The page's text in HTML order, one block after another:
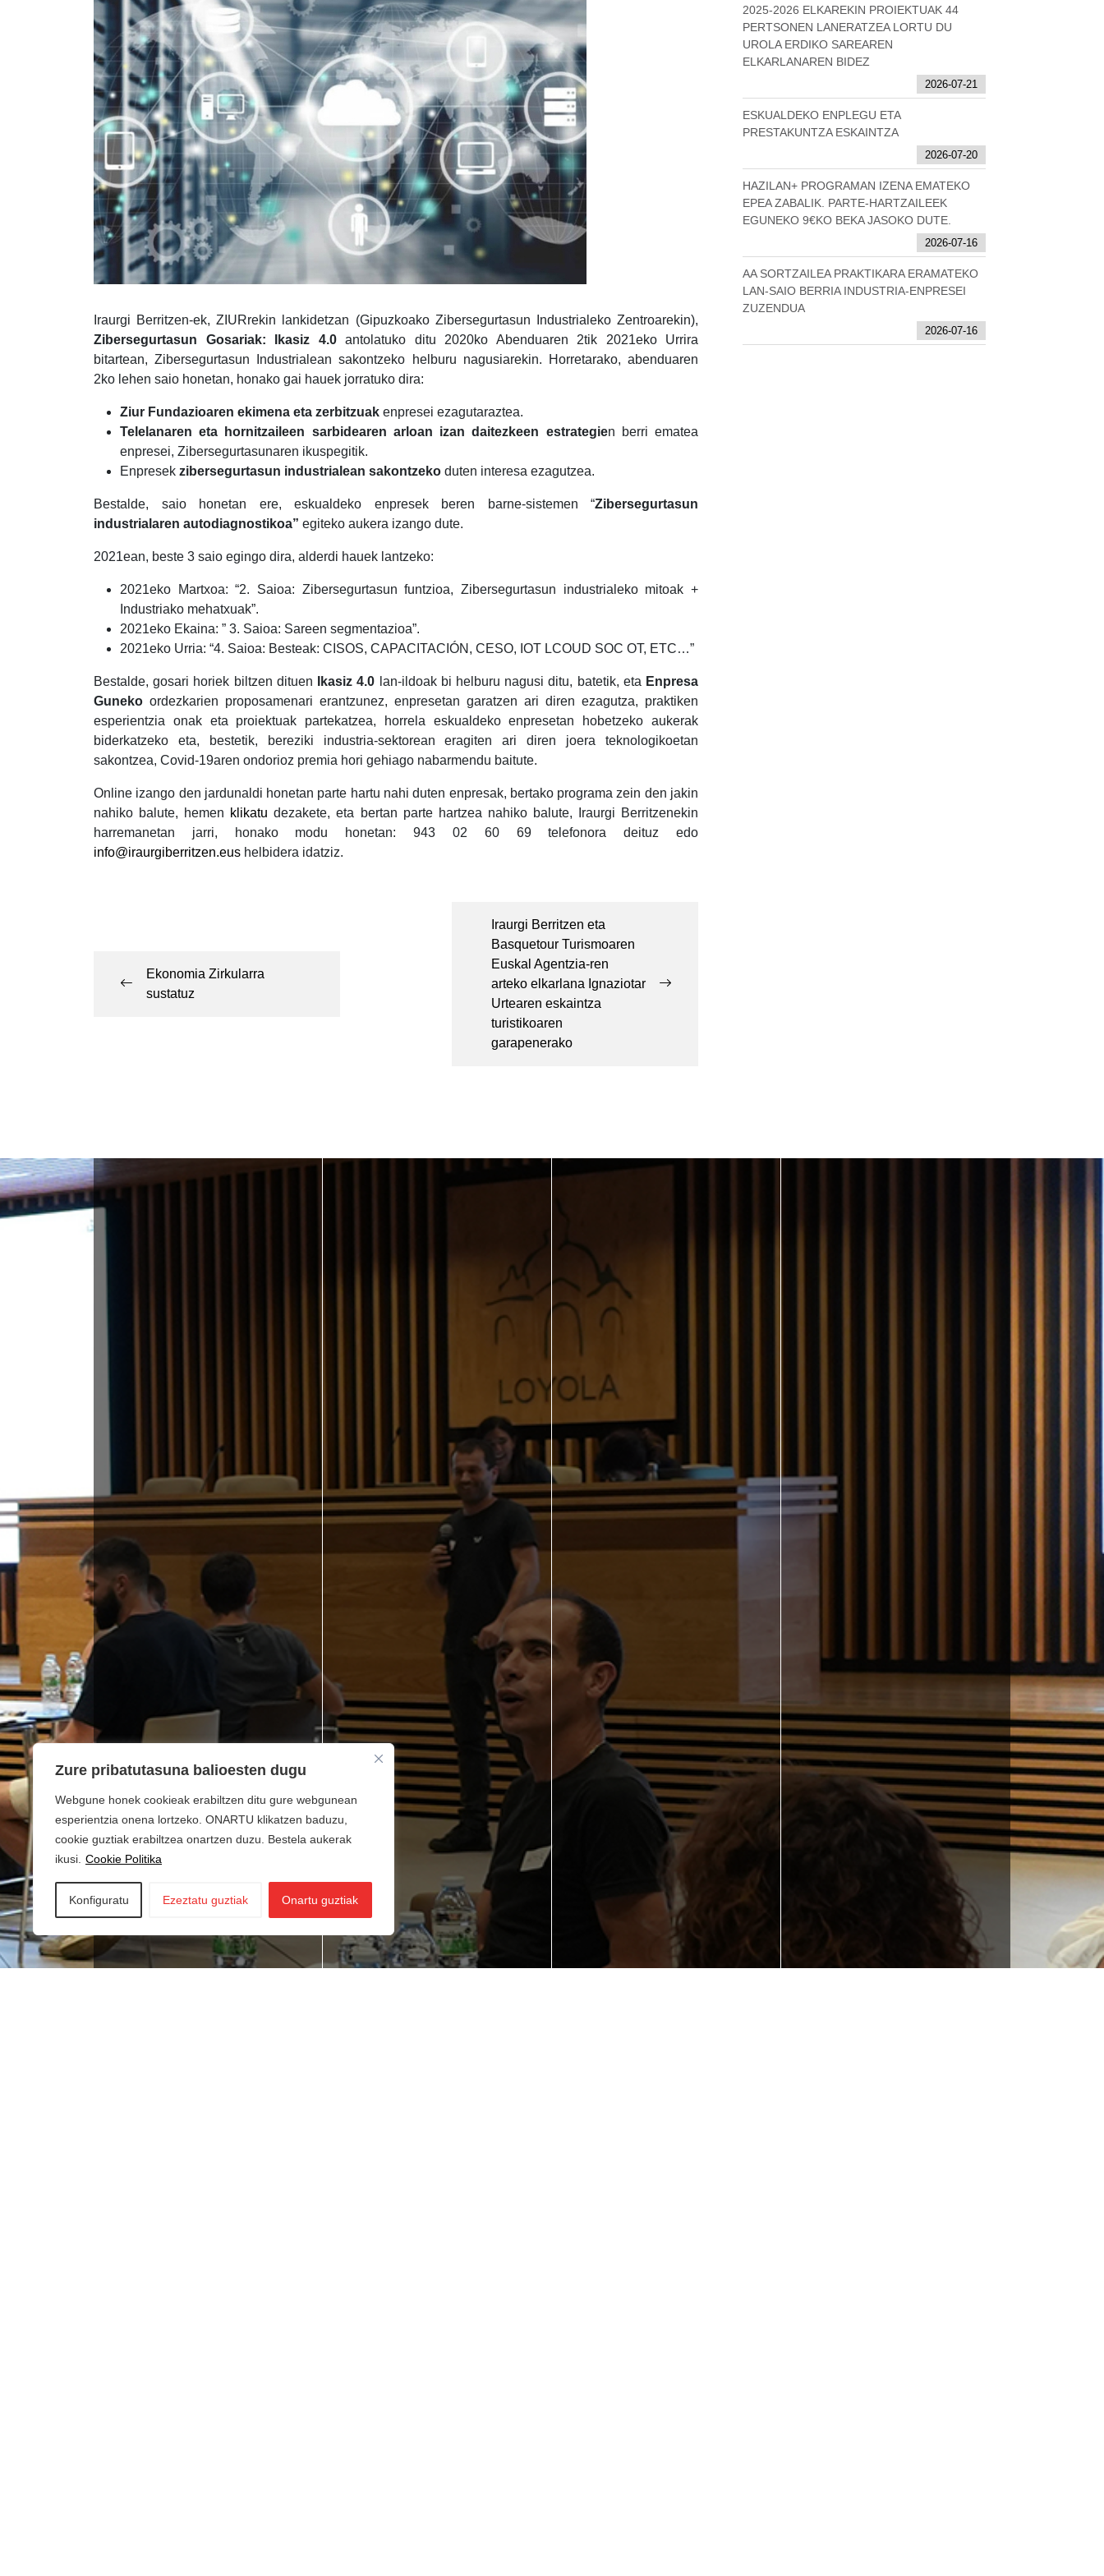
Zure pribatutasuna balioesten dugu
Webgune honek cookieak erabiltzen ditu gure webgunean
esperientzia onena lortzeko. ONARTU klikatzen baduzu,
cookie guztiak erabiltzea onartzen duzu. Bestela aukerak
ikusi. Cookie Politika
Konfiguratu Ezeztatu guztiak Onartu guztiak
Iraurgi Berritzen-ek, ZIURrekin lankidetzan (Gipuzkoako Zibersegurtasun Industrialeko Zentroarekin),
Zibersegurtasun Gosariak: Ikasiz 4.0antolatuko ditu 2020ko Abenduaren 2tik 2021eko Urrira
bitartean, Zibersegurtasun Industrialean sakontzeko helburu nagusiarekin. Horretarako, abenduaren
2ko lehen saio honetan, honako gai hauek jorratuko dira:
Ziur Fundazioaren ekimena eta zerbitzuak enpresei ezagutaraztea.
Telelanaren eta hornitzaileen sarbidearen arloan izan daitezkeen estrategien berri ematea
enpresei, Zibersegurtasunaren ikuspegitik.
Enpresek zibersegurtasun industrialean sakontzeko duten interesa ezagutzea.
Bestalde, saio honetan ere, eskualdeko enpresek beren barne-sistemen “Zibersegurtasun
industrialaren autodiagnostikoa” egiteko aukera izango dute.
2021ean, beste 3 saio egingo dira, alderdi hauek lantzeko:
2021eko Martxoa: “2. Saioa: Zibersegurtasun funtzioa, Zibersegurtasun industrialeko mitoak +
Industriako mehatxuak”.
2021eko Ekaina: ” 3. Saioa: Sareen segmentazioa”.
2021eko Urria: “4. Saioa: Besteak: CISOS, CAPACITACIÓN, CESO, IOT LCOUD SOC OT, ETC…”
Bestalde, gosari horiek biltzen dituen Ikasiz 4.0 lan-ildoak bi helburu nagusi ditu, batetik, eta Enpresa
Guneko ordezkarien proposamenari erantzunez, enpresetan garatzen ari diren ezagutza, praktiken
esperientzia onak eta proiektuak partekatzea, horrela eskualdeko enpresetan hobetzeko aukerak
biderkatzeko eta, bestetik, bereziki industria-sektorean eragiten ari diren joera teknologikoetan
sakontzea, Covid-19aren ondorioz premia hori gehiago nabarmendu baitute.
Online izango den jardunaldi honetan parte hartu nahi duten enpresak, bertako programa zein den jakin
nahiko balute, hemen klikatu dezakete, eta bertan parte hartzea nahiko balute, Iraurgi Berritzenekin
harremanetan jarri, honako modu honetan: 943 02 60 69 telefonora deituz edo
info@iraurgiberritzen.eus helbidera idatziz.
Ekonomia Zirkularra
sustatuz
Iraurgi Berritzen eta
Basquetour Turismoaren
Euskal Agentzia-ren
arteko elkarlana Ignaziotar
Urtearen eskaintza
turistikoaren
garapenerako
2025-2026 ELKAREKIN PROIEKTUAK 44
PERTSONEN LANERATZEA LORTU DU
UROLA ERDIKO SAREAREN
ELKARLANAREN BIDEZ
2026-07-21
ESKUALDEKO ENPLEGU ETA
PRESTAKUNTZA ESKAINTZA
2026-07-20
HAZILAN+ PROGRAMAN IZENA EMATEKO
EPEA ZABALIK. PARTE-HARTZAILEEK
EGUNEKO 9€KO BEKA JASOKO DUTE.
2026-07-16
AA SORTZAILEA PRAKTIKARA ERAMATEKO
LAN-SAIO BERRIA INDUSTRIA-ENPRESEI
ZUZENDUA
2026-07-16